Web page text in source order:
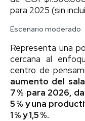
para 2025 (sin
Escenario moderado
Representa una
cercana al
centro de
aumento del
7 % para 2026,
5 % y una
1 % y 1,5 %.